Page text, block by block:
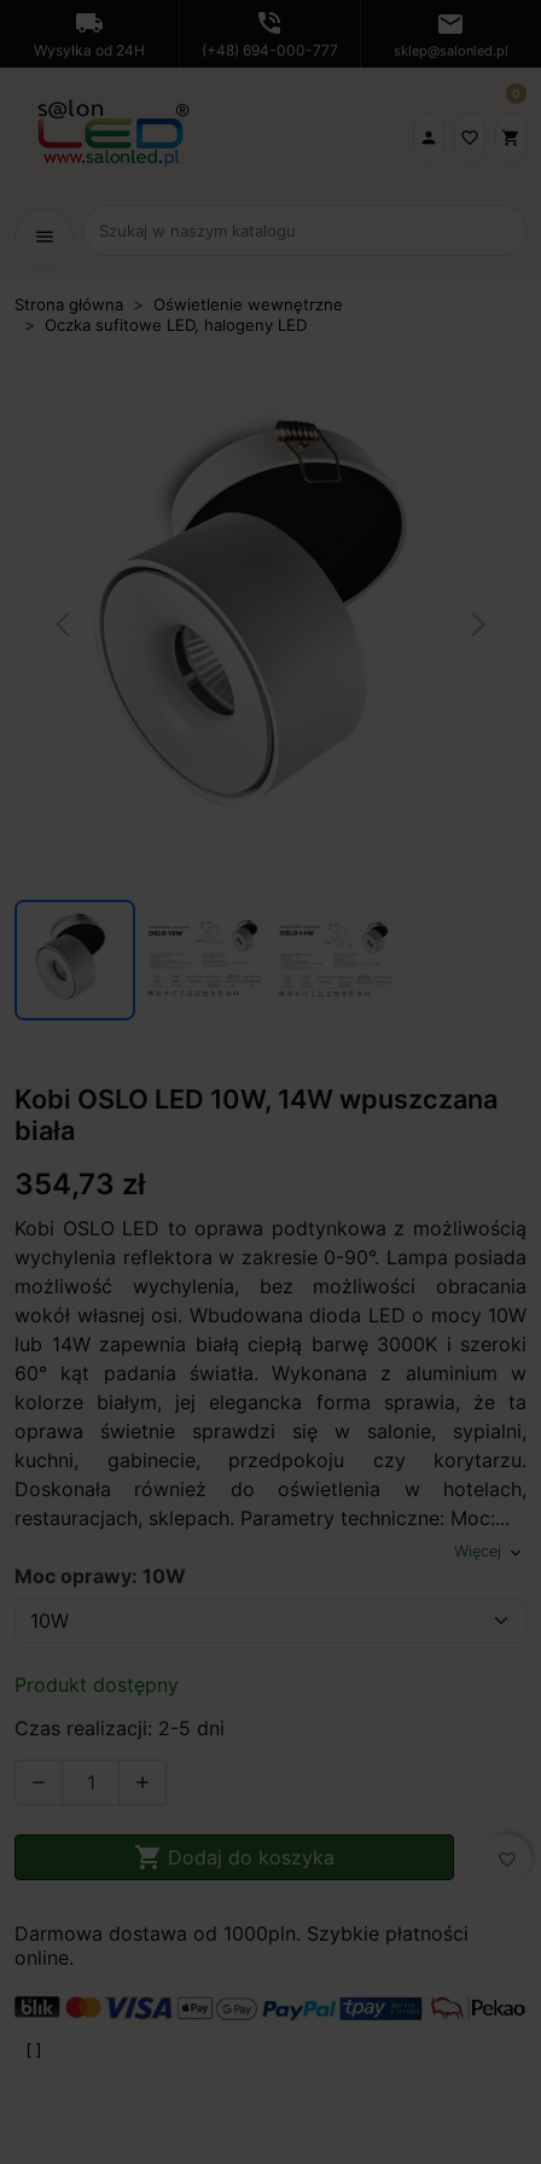
local_shipping
Wysyłka od 24H
phone_in_talk
(+48) 694-000-777
mail
sklep@salonled.pl
 favorite_border shopping_cart
0
menu
Strona główna
Oświetlenie wewnętrzne
Oczka sufitowe LED, halogeny LED
Kobi OSLO LED 10W, 14W wpuszczana
biała
354,73 zł
Kobi OSLO LED to oprawa podtynkowa z możliwością
wychylenia reflektora w zakresie 0-90°. Lampa posiada
możliwość wychylenia, bez możliwości obracania
wokół własnej osi. Wbudowana dioda LED o mocy 10W
lub 14W zapewnia białą ciepłą barwę 3000K i szeroki
60° kąt padania światła. Wykonana z aluminium w
kolorze białym, jej elegancka forma sprawia, że ta
oprawa świetnie sprawdzi się w salonie, sypialni,
kuchni, gabinecie, przedpokoju czy korytarzu.
Doskonała również do oświetlenia w hotelach,
restauracjach, sklepach. Parametry techniczne: Moc:...
Więcej expand_more
Moc oprawy: 10W
Produkt dostępny
Czas realizacji: 2-5 dni
 
 Dodaj do koszyka favorite_border
Darmowa dostawa od 1000pln. Szybkie płatności
online.